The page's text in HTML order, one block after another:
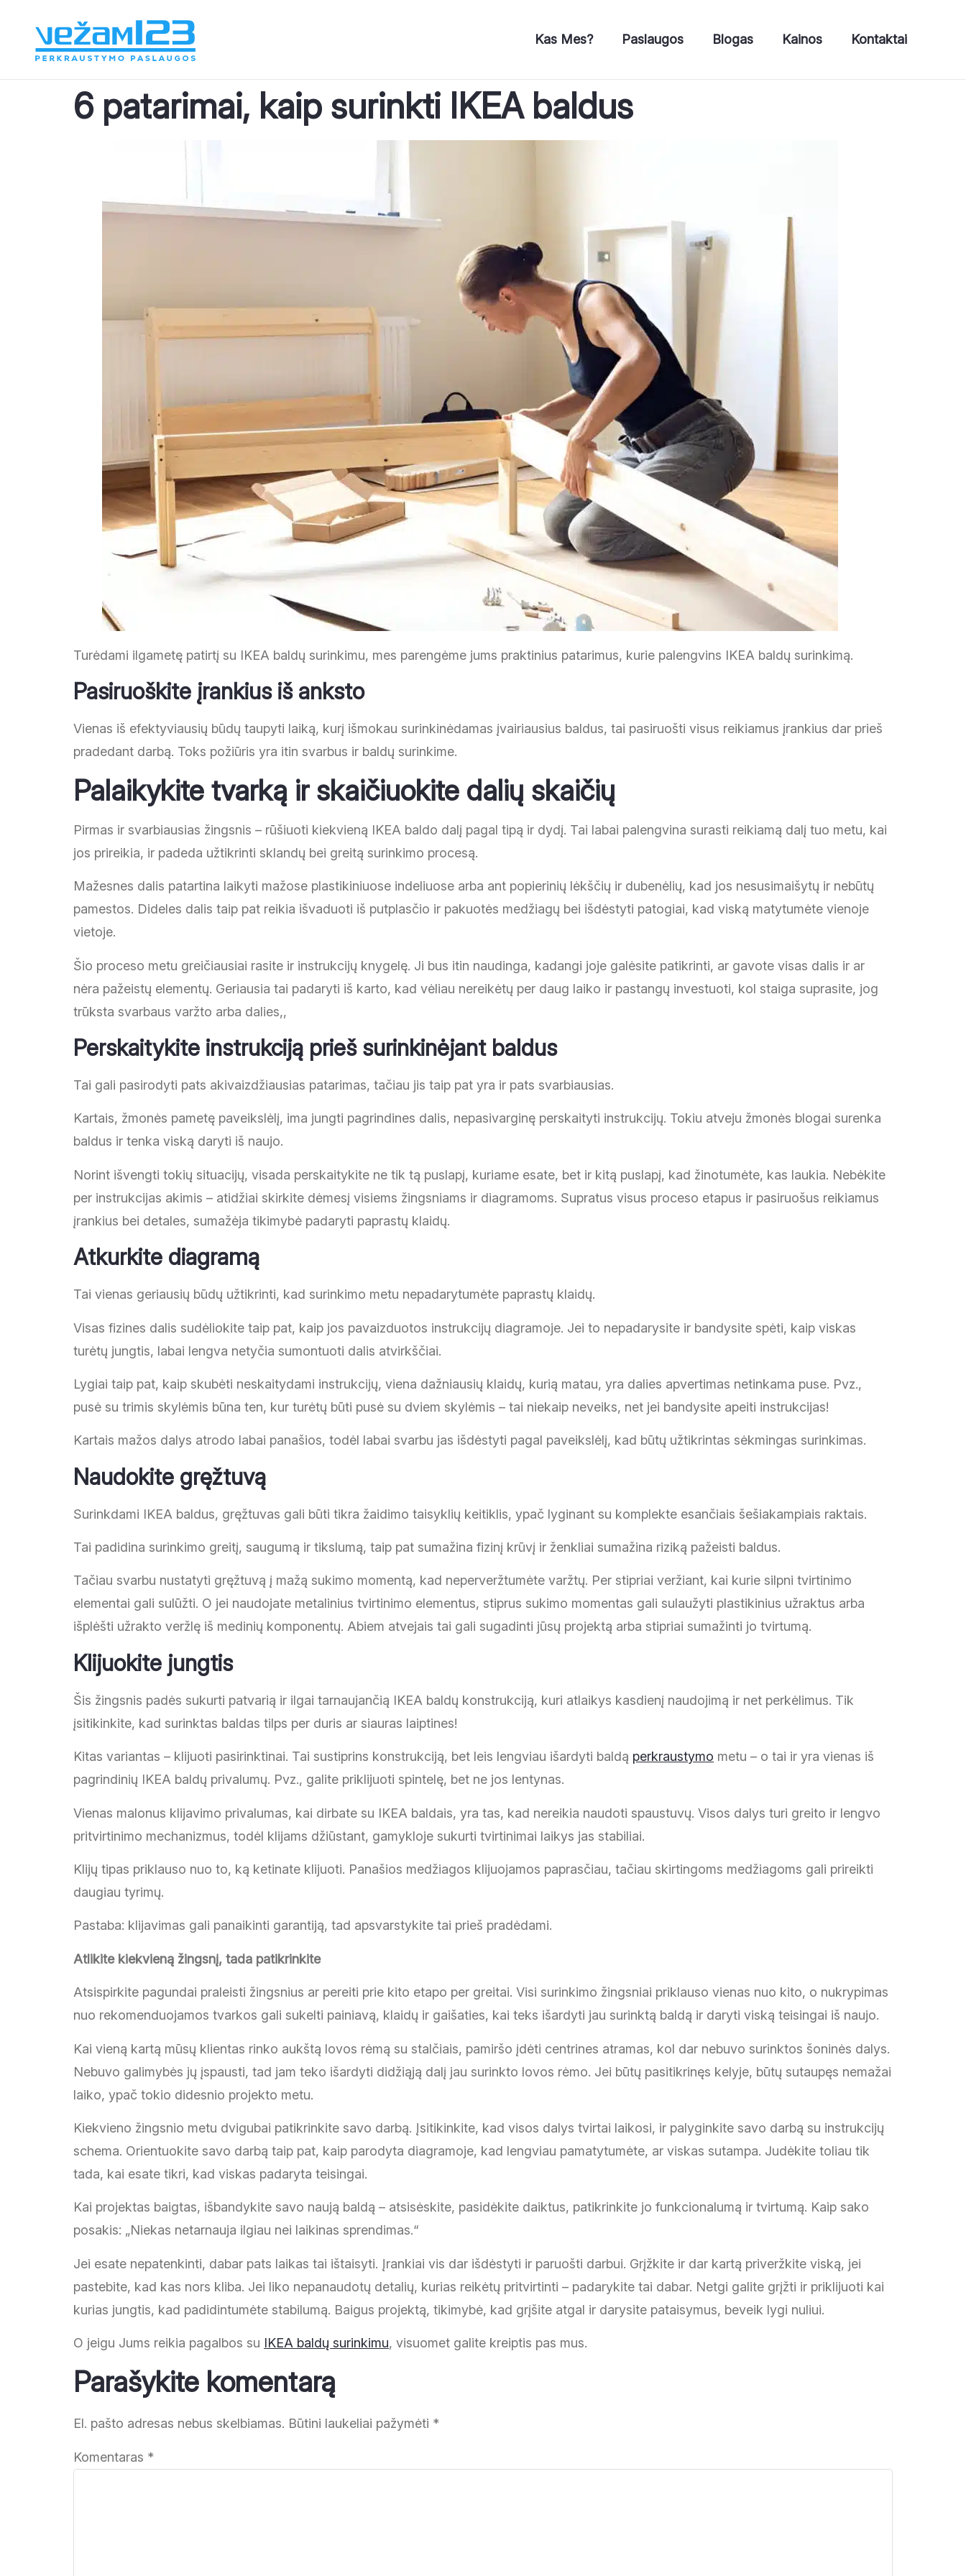
Kas Mes? Paslaugos Blogas Kainos Kontaktai
6 patarimai, kaip surinkti IKEA baldus
Turėdami ilgametę patirtį su IKEA baldų surinkimu, mes parengėme jums praktinius patarimus, kurie palengvins IKEA baldų surinkimą.
Pasiruoškite įrankius iš anksto
Vienas iš efektyviausių būdų taupyti laiką, kurį išmokau surinkinėdamas įvairiausius baldus, tai pasiruošti visus reikiamus įrankius dar prieš
pradedant darbą. Toks požiūris yra itin svarbus ir baldų surinkime.
Palaikykite tvarką ir skaičiuokite dalių skaičių
Pirmas ir svarbiausias žingsnis – rūšiuoti kiekvieną IKEA baldo dalį pagal tipą ir dydį. Tai labai palengvina surasti reikiamą dalį tuo metu, kai
jos prireikia, ir padeda užtikrinti sklandų bei greitą surinkimo procesą.
Mažesnes dalis patartina laikyti mažose plastikiniuose indeliuose arba ant popierinių lėkščių ir dubenėlių, kad jos nesusimaišytų ir nebūtų
pamestos. Dideles dalis taip pat reikia išvaduoti iš putplasčio ir pakuotės medžiagų bei išdėstyti patogiai, kad viską matytumėte vienoje
vietoje.
Šio proceso metu greičiausiai rasite ir instrukcijų knygelę. Ji bus itin naudinga, kadangi joje galėsite patikrinti, ar gavote visas dalis ir ar
nėra pažeistų elementų. Geriausia tai padaryti iš karto, kad vėliau nereikėtų per daug laiko ir pastangų investuoti, kol staiga suprasite, jog
trūksta svarbaus varžto arba dalies,,
Perskaitykite instrukciją prieš surinkinėjant baldus
Tai gali pasirodyti pats akivaizdžiausias patarimas, tačiau jis taip pat yra ir pats svarbiausias.
Kartais, žmonės pametę paveikslėlį, ima jungti pagrindines dalis, nepasivarginę perskaityti instrukcijų. Tokiu atveju žmonės blogai surenka
baldus ir tenka viską daryti iš naujo.
Norint išvengti tokių situacijų, visada perskaitykite ne tik tą puslapį, kuriame esate, bet ir kitą puslapį, kad žinotumėte, kas laukia. Nebėkite
per instrukcijas akimis – atidžiai skirkite dėmesį visiems žingsniams ir diagramoms. Supratus visus proceso etapus ir pasiruošus reikiamus
įrankius bei detales, sumažėja tikimybė padaryti paprastų klaidų.
Atkurkite diagramą
Tai vienas geriausių būdų užtikrinti, kad surinkimo metu nepadarytumėte paprastų klaidų.
Visas fizines dalis sudėliokite taip pat, kaip jos pavaizduotos instrukcijų diagramoje. Jei to nepadarysite ir bandysite spėti, kaip viskas
turėtų jungtis, labai lengva netyčia sumontuoti dalis atvirkščiai.
Lygiai taip pat, kaip skubėti neskaitydami instrukcijų, viena dažniausių klaidų, kurią matau, yra dalies apvertimas netinkama puse. Pvz.,
pusė su trimis skylėmis būna ten, kur turėtų būti pusė su dviem skylėmis – tai niekaip neveiks, net jei bandysite apeiti instrukcijas!
Kartais mažos dalys atrodo labai panašios, todėl labai svarbu jas išdėstyti pagal paveikslėlį, kad būtų užtikrintas sėkmingas surinkimas.
Naudokite gręžtuvą
Surinkdami IKEA baldus, gręžtuvas gali būti tikra žaidimo taisyklių keitiklis, ypač lyginant su komplekte esančiais šešiakampiais raktais.
Tai padidina surinkimo greitį, saugumą ir tikslumą, taip pat sumažina fizinį krūvį ir ženkliai sumažina riziką pažeisti baldus.
Tačiau svarbu nustatyti gręžtuvą į mažą sukimo momentą, kad neperveržtumėte varžtų. Per stipriai veržiant, kai kurie silpni tvirtinimo
elementai gali sulūžti. O jei naudojate metalinius tvirtinimo elementus, stiprus sukimo momentas gali sulaužyti plastikinius užraktus arba
išplėšti užrakto veržlę iš medinių komponentų. Abiem atvejais tai gali sugadinti jūsų projektą arba stipriai sumažinti jo tvirtumą.
Klijuokite jungtis
Šis žingsnis padės sukurti patvarią ir ilgai tarnaujančią IKEA baldų konstrukciją, kuri atlaikys kasdienį naudojimą ir net perkėlimus. Tik
įsitikinkite, kad surinktas baldas tilps per duris ar siauras laiptines!
Kitas variantas – klijuoti pasirinktinai. Tai sustiprins konstrukciją, bet leis lengviau išardyti baldą perkraustymo metu – o tai ir yra vienas iš
pagrindinių IKEA baldų privalumų. Pvz., galite priklijuoti spintelę, bet ne jos lentynas.
Vienas malonus klijavimo privalumas, kai dirbate su IKEA baldais, yra tas, kad nereikia naudoti spaustuvų. Visos dalys turi greito ir lengvo
pritvirtinimo mechanizmus, todėl klijams džiūstant, gamykloje sukurti tvirtinimai laikys jas stabiliai.
Klijų tipas priklauso nuo to, ką ketinate klijuoti. Panašios medžiagos klijuojamos paprasčiau, tačiau skirtingoms medžiagoms gali prireikti
daugiau tyrimų.
Pastaba: klijavimas gali panaikinti garantiją, tad apsvarstykite tai prieš pradėdami.
Atlikite kiekvieną žingsnį, tada patikrinkite
Atsispirkite pagundai praleisti žingsnius ar pereiti prie kito etapo per greitai. Visi surinkimo žingsniai priklauso vienas nuo kito, o nukrypimas
nuo rekomenduojamos tvarkos gali sukelti painiavą, klaidų ir gaišaties, kai teks išardyti jau surinktą baldą ir daryti viską teisingai iš naujo.
Kai vieną kartą mūsų klientas rinko aukštą lovos rėmą su stalčiais, pamiršo įdėti centrines atramas, kol dar nebuvo surinktos šoninės dalys.
Nebuvo galimybės jų įspausti, tad jam teko išardyti didžiąją dalį jau surinkto lovos rėmo. Jei būtų pasitikrinęs kelyje, būtų sutaupęs nemažai
laiko, ypač tokio didesnio projekto metu.
Kiekvieno žingsnio metu dvigubai patikrinkite savo darbą. Įsitikinkite, kad visos dalys tvirtai laikosi, ir palyginkite savo darbą su instrukcijų
schema. Orientuokite savo darbą taip pat, kaip parodyta diagramoje, kad lengviau pamatytumėte, ar viskas sutampa. Judėkite toliau tik
tada, kai esate tikri, kad viskas padaryta teisingai.
Kai projektas baigtas, išbandykite savo naują baldą – atsisėskite, pasidėkite daiktus, patikrinkite jo funkcionalumą ir tvirtumą. Kaip sako
posakis: „Niekas netarnauja ilgiau nei laikinas sprendimas.“
Jei esate nepatenkinti, dabar pats laikas tai ištaisyti. Įrankiai vis dar išdėstyti ir paruošti darbui. Grįžkite ir dar kartą priveržkite viską, jei
pastebite, kad kas nors kliba. Jei liko nepanaudotų detalių, kurias reikėtų pritvirtinti – padarykite tai dabar. Netgi galite grįžti ir priklijuoti kai
kurias jungtis, kad padidintumėte stabilumą. Baigus projektą, tikimybė, kad grįšite atgal ir darysite pataisymus, beveik lygi nuliui.
O jeigu Jums reikia pagalbos su IKEA baldų surinkimu, visuomet galite kreiptis pas mus.
Parašykite komentarą
El. pašto adresas nebus skelbiamas. Būtini laukeliai pažymėti *
Komentaras *